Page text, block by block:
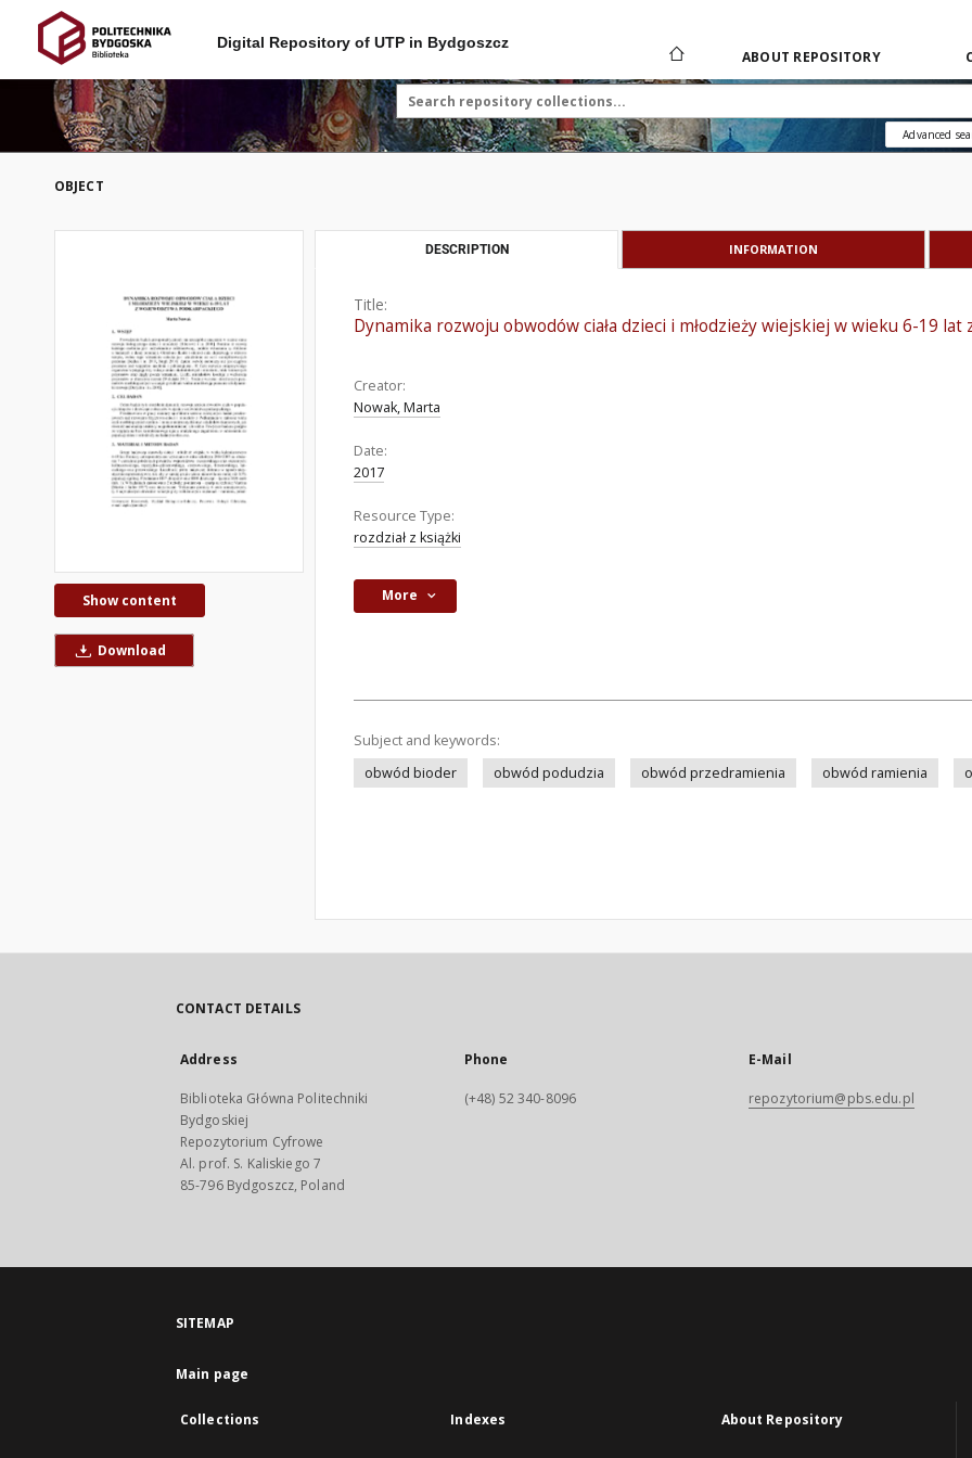
Digital Repository of UTP in Bydgoszcz
ABOUT REPOSITORY
Advanced
OBJECT
Show content
Download
DESCRIPTION INFORMATION
Title:
Dynamika rozwoju obwodów ciała dzieci i młodzieży wiejskiej w wieku 6-19
Creator:
Nowak, Marta
Date:
2017
Resource Type:
rozdział z książki
More
Subject and keywords:
obwód bioder
obwód podudzia obwód przedramienia obwód ramienia
CONTACT DETAILS
Address
Biblioteka Główna Politechniki
Bydgoskiej
Repozytorium Cyfrowe
Al. prof. S. Kaliskiego 7
85-796 Bydgoszcz, Poland
Phone
(+48) 52 340-8096
E-Mail
repozytorium@pbs.edu.pl
SITEMAP
Main page
Collections Indexes About Repository